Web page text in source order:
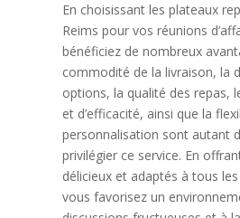
En choisissant les plateaux
Reims pour vos réunions
bénéficiez de nombreux
commodité de la livraison, la
options, la qualité des repas,
et d’efficacité, ainsi que la
personnalisation sont autant
privilégier ce service. En
délicieux et adaptés à tous
vous favorisez un